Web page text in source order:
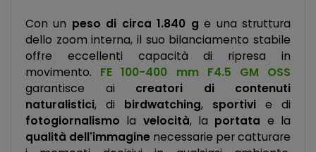
Con un peso di circa 1.840 g e una struttura
dello zoom interna, il suo bilanciamento stabile
offre eccellenti capacità di ripresa in
movimento. FE 100-400 mm F4.5 GM OSS
garantisce ai creatori di contenuti
naturalistici, di birdwatching, sportivi e di
fotogiornalismo la velocità, la portata e la
qualità dell'immagine necessarie per catturare